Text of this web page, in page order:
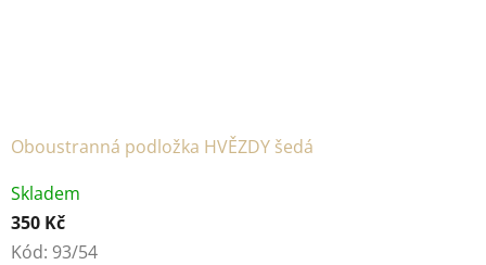
Oboustranná podložka HVĚZDY šedá
Skladem
350 Kč
Kód: 93/54